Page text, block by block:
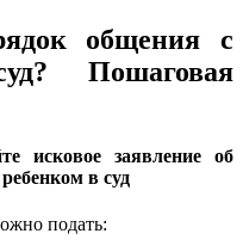
общения с
Пошаговая
исковое заявление об
в суд
подать: